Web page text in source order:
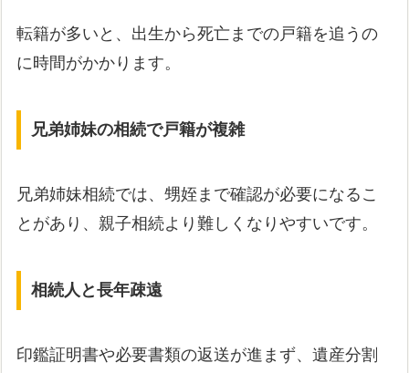
転籍が多いと、出生から死亡までの戸籍を追うの
に時間がかかります。
兄弟姉妹の相続で戸籍が複雑
兄弟姉妹相続では、甥姪まで確認が必要になるこ
とがあり、親子相続より難しくなりやすいです。
相続人と長年疎遠
印鑑証明書や必要書類の返送が進まず、遺産分割